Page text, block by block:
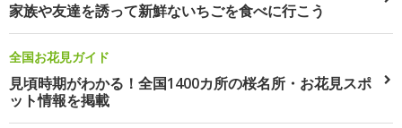
家族や友達を誘って新鮮ないちごを食べに行こう
全国お花見ガイド
見頃時期がわかる！全国1400カ所の桜名所・お花見スポ
ット情報を掲載